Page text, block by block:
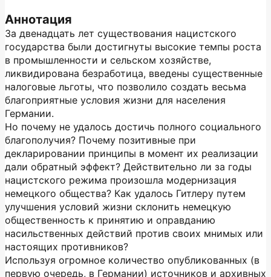
Аннотация
За двенадцать лет существования нацистского
государства были достигнуты высокие темпы роста
в промышленности и сельском хозяйстве,
ликвидирована безработица, введены существенные
налоговые льготы, что позволило создать весьма
благоприятные условия жизни для населения
Германии.
Но почему не удалось достичь полного социального
благополучия? Почему позитивные при
декларировании принципы в момент их реализации
дали обратный эффект? Действительно ли за годы
нацистского режима произошла модернизация
немецкого общества? Как удалось Гитлеру путем
улучшения условий жизни склонить немецкую
общественность к принятию и оправданию
насильственных действий против своих мнимых или
настоящих противников?
Используя огромное количество опубликованных (в
первую очередь, в Германии) источников и архивных